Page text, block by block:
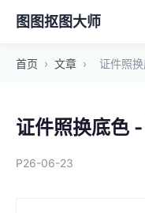
图图抠图大师
首页 › 文章 › 证件照
证件照换底色
P26-06-23